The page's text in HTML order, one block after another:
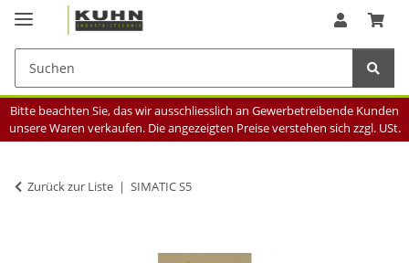
Bitte beachten Sie, das wir ausschliesslich an Gewerbetreibende Kunden
unsere Waren verkaufen. Die angezeigten Preise verstehen sich zzgl. USt.
Zurück zur Liste SIMATIC S5